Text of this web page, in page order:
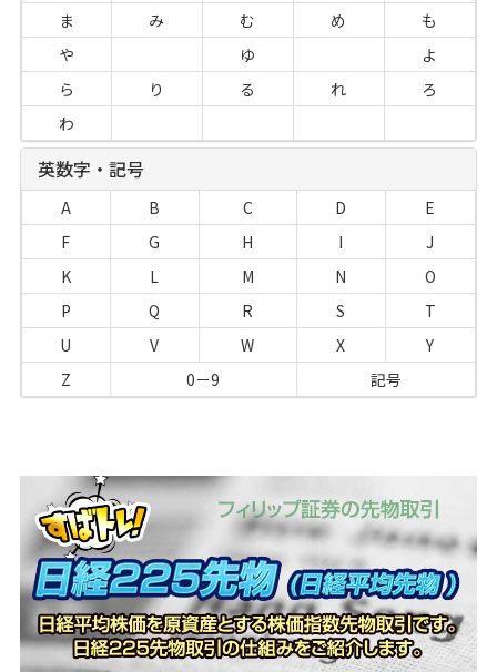
ま
み む め
も
や
ゆ
よ
ら
り る れ
ろ
わ
英数字・記号
A B C D
E
F
G H I
J
K
L M N
O
P
Q R S
T
U
V W X
Y
Z
0－9 記号